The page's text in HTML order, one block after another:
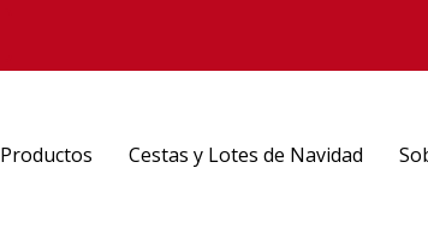
Productos Cestas y Lotes de Navidad